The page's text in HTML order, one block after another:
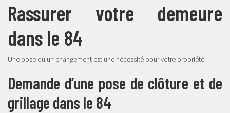
Rassurer votre demeure
dans le 84
Une pose ou un changement est une nécessité pour votre propriété
Demande d’une pose de clôture et de
grillage dans le 84